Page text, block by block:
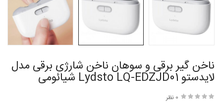
ناخن گیر برقی و سوهان ناخن شارژی برقی مدل
لایدستو Lydsto LQ-EDZJD01 شیائومی
0 نظر